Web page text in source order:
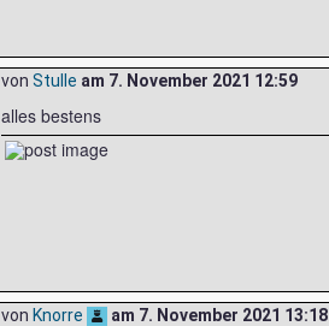
von Stulle am 7. November 2021 12:59
alles bestens
von Knorre am 7. November 2021 13:18